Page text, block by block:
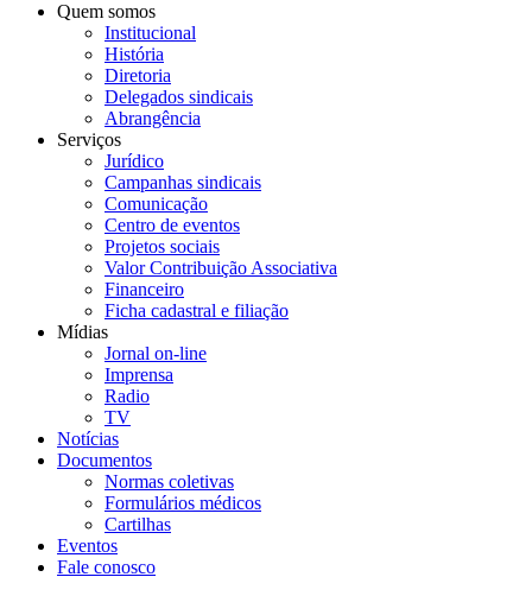
Quem somos
Institucional
História
Diretoria
Delegados sindicais
Abrangência
Serviços
Jurídico
Campanhas sindicais
Comunicação
Centro de eventos
Projetos sociais
Valor Contribuição Associativa
Financeiro
Ficha cadastral e filiação
Mídias
Jornal on-line
Imprensa
Radio
TV
Notícias
Documentos
Normas coletivas
Formulários médicos
Cartilhas
Eventos
Fale conosco